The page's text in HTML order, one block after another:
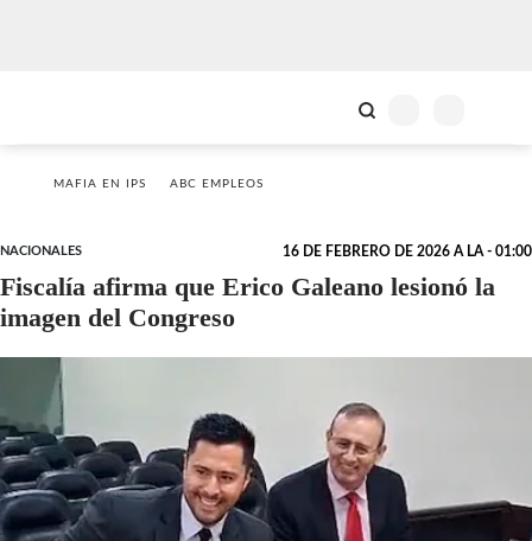
MAFIA EN IPS ABC EMPLEOS
NACIONALES 16 DE FEBRERO DE 2026 A LA - 01:00
Fiscalía afirma que Erico Galeano lesionó la
imagen del Congreso